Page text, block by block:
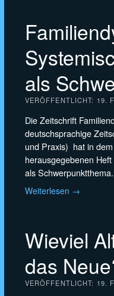
als
VERÖFFENTLICHT: 19.
Die Zeitschrift
deutschsprachige
und Praxis) hat in
herausgegebenen
als
Weiterlesen →
Wieviel
das
VERÖFFENTLICHT: 19.